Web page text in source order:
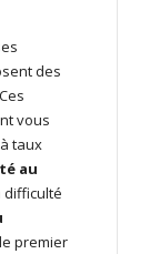
des
Ces
vous
taux
au
difficulté
premier